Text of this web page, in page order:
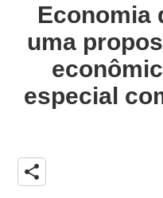
Economia
uma
especial
share